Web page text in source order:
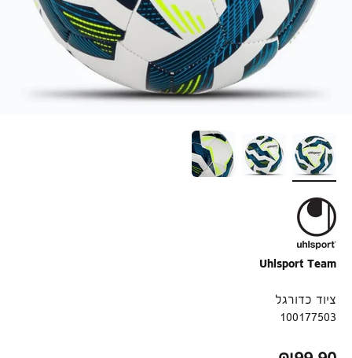
שם פרטי
Uhlsport Team
ציוד כדורגל
100177503